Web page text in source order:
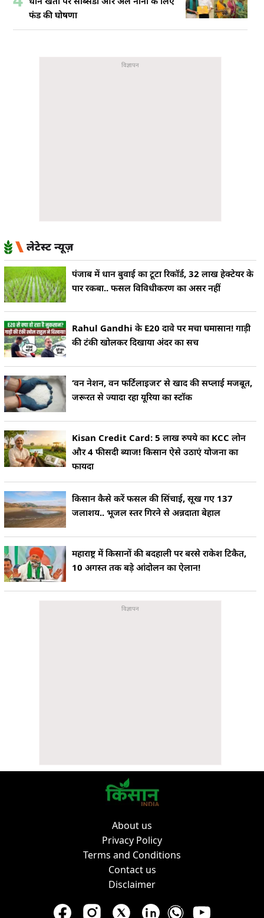
फंड की घोषणा
लेटेस्ट न्यूज़
पंजाब में धान बुवाई का टूटा रिकॉर्ड, 32 लाख हेक्टेयर के
पार रकबा.. फसल विविधीकरण का असर नहीं
Rahul Gandhi के E20 दावे पर मचा घमासान! गाड़ी
की टंकी खोलकर दिखाया अंदर का सच
‘वन नेशन, वन फर्टिलाइजर’ से खाद की सप्लाई मजबूत,
जरूरत से ज्यादा रहा यूरिया का स्टॉक
Kisan Credit Card: 5 लाख रुपये का KCC लोन
और 4 फीसदी ब्याज! किसान ऐसे उठाएं योजना का
फायदा
किसान कैसे करें फसल की सिंचाई, सूख गए 137
जलाशय.. भूजल स्तर गिरने से अन्नदाता बेहाल
महाराष्ट्र में किसानों की बदहाली पर बरसे राकेश टिकैत,
10 अगस्त तक बड़े आंदोलन का ऐलान!
About us
Privacy Policy
Terms and Conditions
Contact us
Disclaimer